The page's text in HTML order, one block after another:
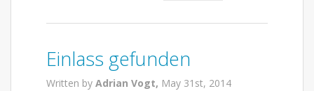
Einlass gefunden
Written by Adrian Vogt, May 31st, 2014